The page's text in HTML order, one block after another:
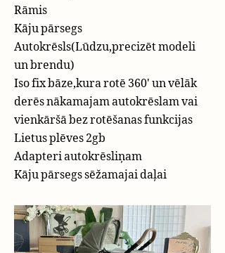
Rāmis
Kāju pārsegs
Autokrēsls(Lūdzu,precizēt modeli
un brendu)
Iso fix bāze,kura rotē 360' un vēlāk
derēs nākamajam autokrēslam vai
vienkāršā bez rotēšanas funkcijas
Lietus plēves 2gb
Adapteri autokrēsliņam
Kāju pārsegs sēžamajai daļai